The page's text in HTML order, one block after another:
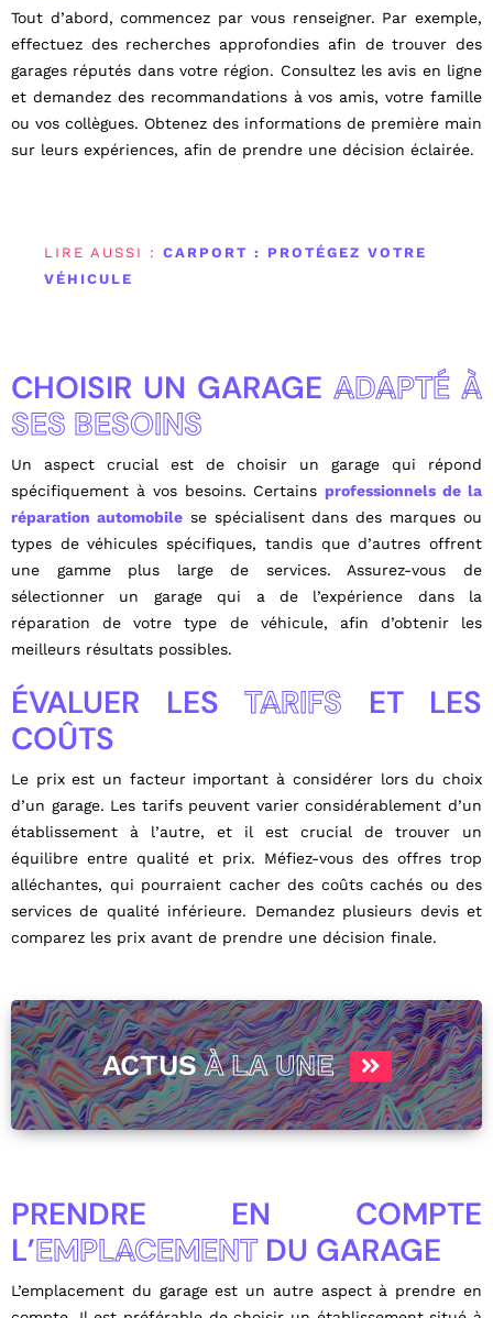
Tout d’abord, commencez par vous renseigner. Par exemple,
effectuez des recherches approfondies afin de trouver des
garages réputés dans votre région. Consultez les avis en ligne
et demandez des recommandations à vos amis, votre famille
ou vos collègues. Obtenez des informations de première main
sur leurs expériences, afin de prendre une décision éclairée.
LIRE AUSSI : CARPORT : PROTÉGEZ VOTRE
VÉHICULE
CHOISIR UN GARAGE ADAPTÉ À
SES BESOINS
Un aspect crucial est de choisir un garage qui répond
spécifiquement à vos besoins. Certainsprofessionnels de la
réparation automobilese spécialisent dans des marques ou
types de véhicules spécifiques, tandis que d’autres offrent
une gamme plus large de services. Assurez-vous de
sélectionner un garage qui a de l’expérience dans la
réparation de votre type de véhicule, afin d’obtenir les
meilleurs résultats possibles.
ÉVALUER LES TARIFS ET LES
COÛTS
Le prix est un facteur important à considérer lors du choix
d’un garage. Les tarifs peuvent varier considérablement d’un
établissement à l’autre, et il est crucial de trouver un
équilibre entre qualité et prix. Méfiez-vous des offres trop
alléchantes, qui pourraient cacher des coûts cachés ou des
services de qualité inférieure. Demandez plusieurs devis et
comparez les prix avant de prendre une décision finale.
ACTUSÀ LA UNE
PRENDRE EN COMPTE
L’EMPLACEMENTDU GARAGE
L’emplacement du garage est un autre aspect à prendre en